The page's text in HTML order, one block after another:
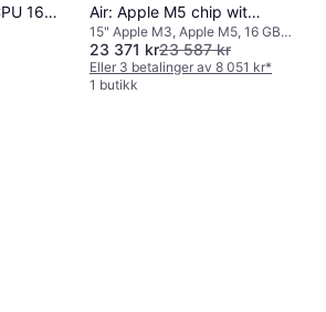
16GB
Air: Apple M5 chip with
10-core CPU and 10-
core GPU, 16GB, 1TB
SSD - Starlight (Danish
15" Apple M3, Apple M5, 16 GB
RAM, 1 TB SSD
23 371 kr23 587 kr
Eller 3 betalinger av 8 051 kr*
1 butikk